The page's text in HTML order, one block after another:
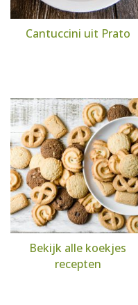
Cantuccini uit Prato
Bekijk alle koekjes
recepten